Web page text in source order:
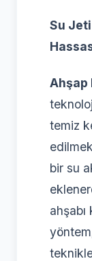
Su
Ahşap
temiz
bir su
ahşabı